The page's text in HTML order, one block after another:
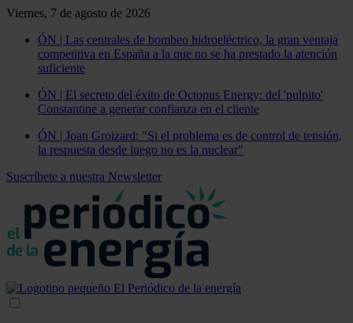
Viernes, 7 de agosto de 2026
ÓN | Las centrales de bombeo hidroeléctrico, la gran ventaja
competitiva en España a la que no se ha prestado la atención
suficiente
ÓN | El secreto del éxito de Octopus Energy: del 'pulpito'
Constantine a generar confianza en el cliente
ÓN | Joan Groizard: "Si el problema es de control de tensión,
la respuesta desde luego no es la nuclear"
Suscríbete a nuestra Newsletter